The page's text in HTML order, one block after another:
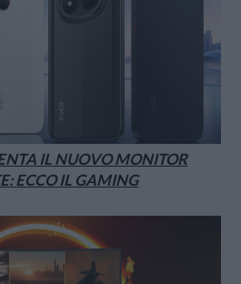
IL NUOVO MONITOR
ECCO IL GAMING